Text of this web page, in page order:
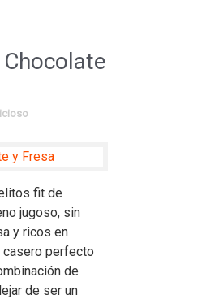
fit de
jugoso, sin
y ricos en
perfecto
de
de ser un